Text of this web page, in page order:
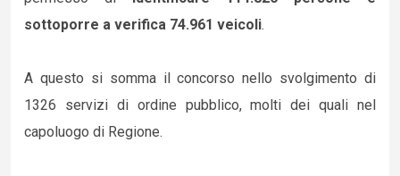
sottoporre a verifica 74.961 veicoli.
A questo si somma il concorso nello svolgimento di
1326 servizi di ordine pubblico, molti dei quali nel
capoluogo di Regione.